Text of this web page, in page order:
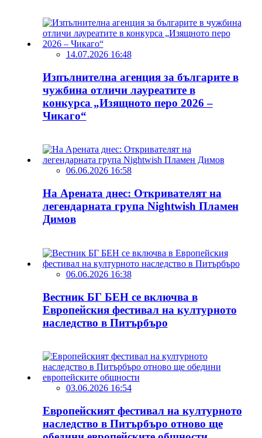
14.07.2026 16:48
Изпълнителна агенция за българите в
чужбина отличи лауреатите в
конкурса „Изящното перо 2026 –
Чикаго“
06.06.2026 16:58
На Арената днес: Откривателят на
легендарната група Nightwish Пламен
Димов
06.06.2026 16:38
Вестник БГ БЕН се включва в
Европейския фестивал на културното
наследство в Питърбъро
03.06.2026 16:54
Европейският фестивал на културното
наследство в Питърбъро отново ще